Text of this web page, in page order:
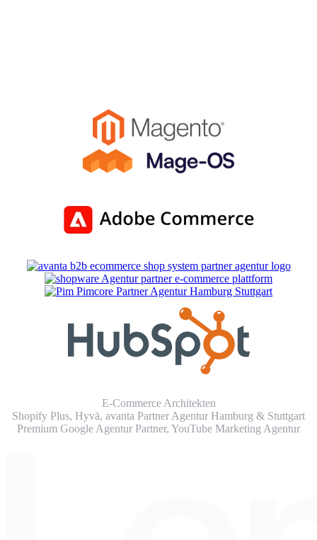
E-Commerce Architekten
Shopify Plus, Hyvä, avanta Partner Agentur Hamburg & Stuttgart
Premium Google Agentur Partner, YouTube Marketing Agentur